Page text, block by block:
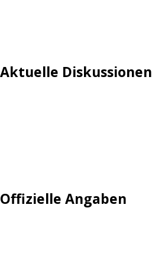
Aktuelle Diskussionen
Offizielle Angaben